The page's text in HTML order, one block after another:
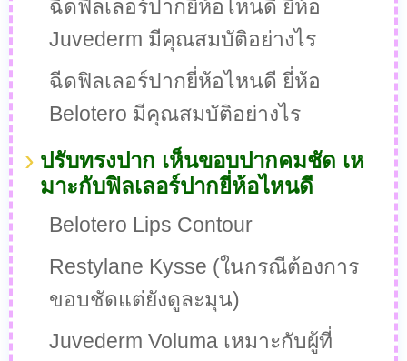
ฉีดฟิลเลอร์ปากยี่ห้อไหนดี ยี่ห้อ
Juvederm มีคุณสมบัติอย่างไร
ฉีดฟิลเลอร์ปากยี่ห้อไหนดี ยี่ห้อ
Belotero มีคุณสมบัติอย่างไร
ปรับทรงปาก เห็นขอบปากคมชัด เห
มาะกับฟิลเลอร์ปากยี่ห้อไหนดี
Belotero Lips Contour
Restylane Kysse (ในกรณีต้องการ
ขอบชัดแต่ยังดูละมุน)
Juvederm Voluma เหมาะกับผู้ที่